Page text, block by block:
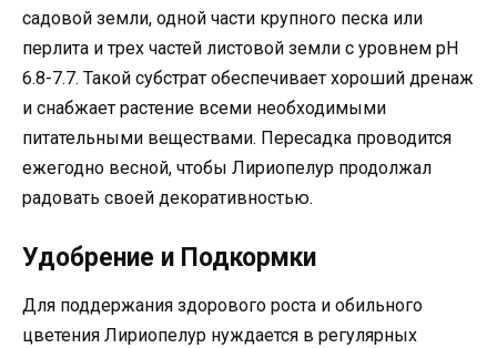
садовой земли, одной части крупного песка или
перлита и трех частей листовой земли с уровнем pH
6.8-7.7. Такой субстрат обеспечивает хороший дренаж
и снабжает растение всеми необходимыми
питательными веществами. Пересадка проводится
ежегодно весной, чтобы Лириопелур продолжал
радовать своей декоративностью.
Удобрение и Подкормки
Для поддержания здорового роста и обильного
цветения Лириопелур нуждается в регулярных